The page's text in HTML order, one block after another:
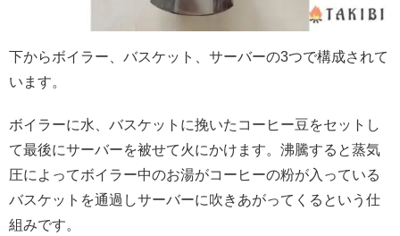
下からボイラー、バスケット、サーバーの3つで構成されて
います。
ボイラーに水、バスケットに挽いたコーヒー豆をセットし
て最後にサーバーを被せて火にかけます。沸騰すると蒸気
圧によってボイラー中のお湯がコーヒーの粉が入っている
バスケットを通過しサーバーに吹きあがってくるという仕
組みです。